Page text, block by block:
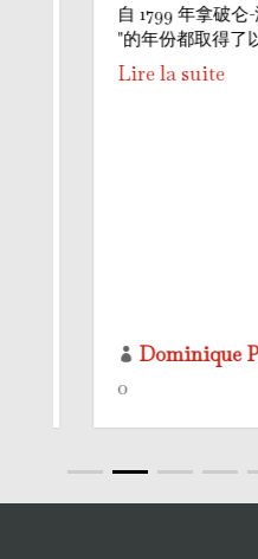
自 1799 年拿破仑-波
"的年份都取得了以下
Lire la suite
Dominique Piron